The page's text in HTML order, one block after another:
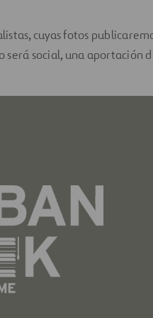
cuyas fotos
será social, una aportación